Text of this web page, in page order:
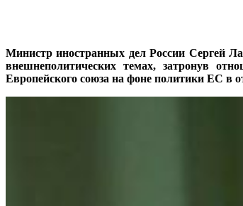
Министр иностранных дел России Сергей
внешнеполитических темах, затронув
Европейского союза на фоне политики ЕС в